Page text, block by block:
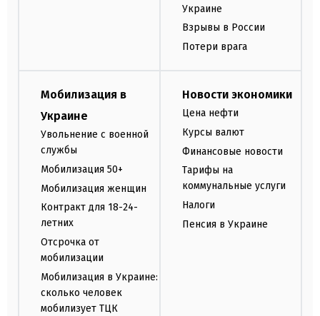
Украине
Взрывы в России
Потери врага
Мобилизация в
Украине
Увольнение с военной
службы
Мобилизация 50+
Мобилизация женщин
Контракт для 18-24-
летних
Отсрочка от
мобилизации
Мобилизация в Украине:
сколько человек
мобилизует ТЦК
Новости экономики
Цена нефти
Курсы валют
Финансовые новости
Тарифы на
коммунальные услуги
Налоги
Пенсия в Украине